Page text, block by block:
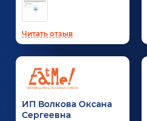
Читать отзыв
ИП Волкова Оксана
Сергеевна